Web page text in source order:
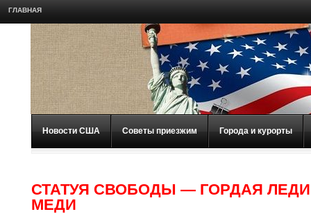
ГЛАВНАЯ
Новости США Советы приезжим Города и курорты
СТАТУЯ СВОБОДЫ — ГОРДАЯ
МЕДИ